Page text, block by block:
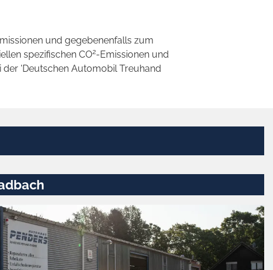
und gegebenenfalls zum
spezifischen CO2-Emissionen und
'Deutschen Automobil Treuhand